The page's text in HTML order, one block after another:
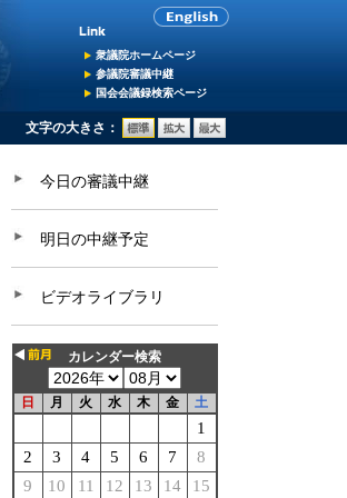
衆議院ホームページ
参議院審議中継
国会会議録検索ページ
文字の大きさ：
今日の審議中継
明日の中継予定
ビデオライブラリ
カレンダー検索
日 月 火 水 木 金 土
1
2
3 4 5 6 7
8
9
10 11 12 13 14
15